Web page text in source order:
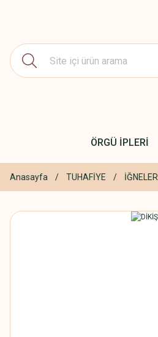
ÖRGÜ İPLERİ
Anasayfa TUHAFİYE İĞNELER